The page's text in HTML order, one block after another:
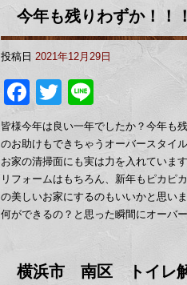
今年も残りわずか！！！
投稿日 2021年12月29日
Facebook
Twitter
Line
皆様今年は良い一年でしたか？今年も
のお助けもできちゃうオーバースタイ
お家の清掃面にも実は力を入れていま
リフォームはもちろん、新年もピカピ
の美しいお家にするのもいいかと思い
何ができるの？と思った瞬間にオーバ
横浜市 南区 トイレ解